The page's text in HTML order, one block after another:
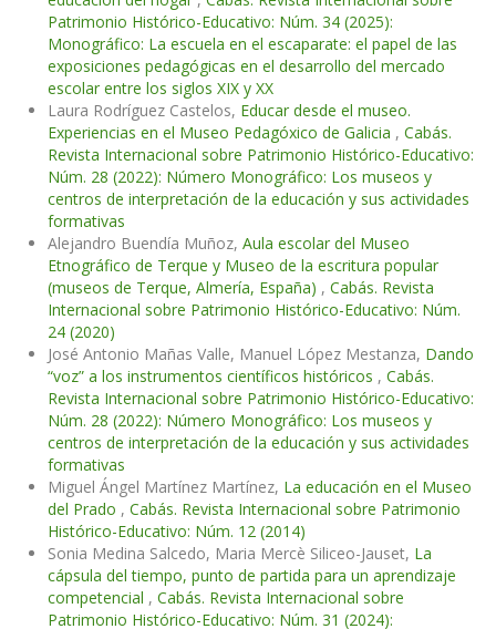
Patrimonio Histórico-Educativo: Núm. 34 (2025):
Monográfico: La escuela en el escaparate: el papel de las
exposiciones pedagógicas en el desarrollo del mercado
escolar entre los siglos XIX y XX
Laura Rodríguez Castelos, Educar desde el museo.
Experiencias en el Museo Pedagóxico de Galicia , Cabás.
Revista Internacional sobre Patrimonio Histórico-Educativo:
Núm. 28 (2022): Número Monográfico: Los museos y
centros de interpretación de la educación y sus actividades
formativas
Alejandro Buendía Muñoz, Aula escolar del Museo
Etnográfico de Terque y Museo de la escritura popular
(museos de Terque, Almería, España) , Cabás. Revista
Internacional sobre Patrimonio Histórico-Educativo: Núm.
24 (2020)
José Antonio Mañas Valle, Manuel López Mestanza, Dando
“voz” a los instrumentos científicos históricos , Cabás.
Revista Internacional sobre Patrimonio Histórico-Educativo:
Núm. 28 (2022): Número Monográfico: Los museos y
centros de interpretación de la educación y sus actividades
formativas
Miguel Ángel Martínez Martínez, La educación en el Museo
del Prado , Cabás. Revista Internacional sobre Patrimonio
Histórico-Educativo: Núm. 12 (2014)
Sonia Medina Salcedo, Maria Mercè Siliceo-Jauset, La
cápsula del tiempo, punto de partida para un aprendizaje
competencial , Cabás. Revista Internacional sobre
Patrimonio Histórico-Educativo: Núm. 31 (2024):